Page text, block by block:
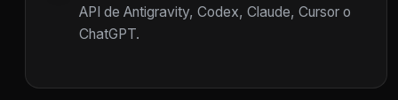
API de Antigravity, Codex, Claude, Cursor o
ChatGPT.